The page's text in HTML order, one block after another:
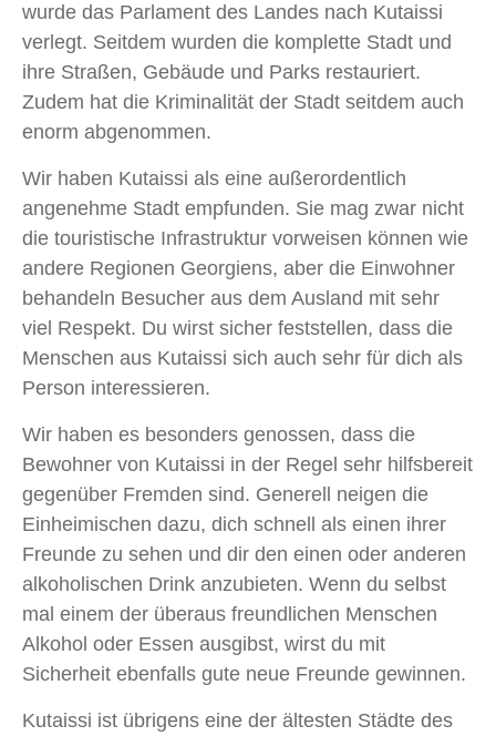
wurde das Parlament des Landes nach Kutaissi
verlegt. Seitdem wurden die komplette Stadt und
ihre Straßen, Gebäude und Parks restauriert.
Zudem hat die Kriminalität der Stadt seitdem auch
enorm abgenommen.
Wir haben Kutaissi als eine außerordentlich
angenehme Stadt empfunden. Sie mag zwar nicht
die touristische Infrastruktur vorweisen können wie
andere Regionen Georgiens, aber die Einwohner
behandeln Besucher aus dem Ausland mit sehr
viel Respekt. Du wirst sicher feststellen, dass die
Menschen aus Kutaissi sich auch sehr für dich als
Person interessieren.
Wir haben es besonders genossen, dass die
Bewohner von Kutaissi in der Regel sehr hilfsbereit
gegenüber Fremden sind. Generell neigen die
Einheimischen dazu, dich schnell als einen ihrer
Freunde zu sehen und dir den einen oder anderen
alkoholischen Drink anzubieten. Wenn du selbst
mal einem der überaus freundlichen Menschen
Alkohol oder Essen ausgibst, wirst du mit
Sicherheit ebenfalls gute neue Freunde gewinnen.
Kutaissi ist übrigens eine der ältesten Städte des